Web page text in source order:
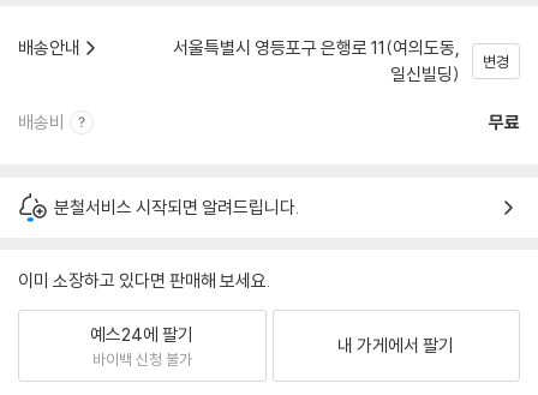
배송안내
서울특별시 영등포구 은행로 11(여의도동,
일신빌딩)
변경
배송비 무료
분철서비스 시작되면 알려드립니다.
이미 소장하고 있다면 판매해 보세요.
예스24에 팔기
바이백 신청 불가
내 가게에서 팔기